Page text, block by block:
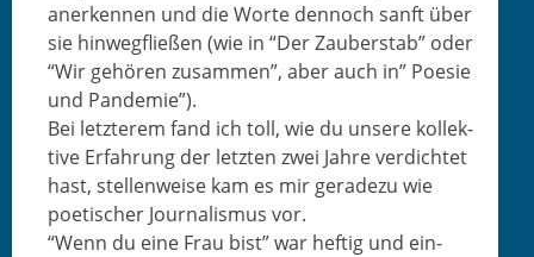
anerken­nen und die Worte den­noch san­ft über
sie hin­wegfließen (wie in “Der Zauber­stab” oder
“Wir gehören zusam­men”, aber auch in” Poe­sie
und Pandemie”).
Bei let­zterem fand ich toll, wie du unsere kollek­
tive Erfahrung der let­zten zwei Jahre verdichtet
hast, stel­len­weise kam es mir ger­adezu wie
poet­is­ch­er Jour­nal­is­mus vor.
“Wenn du eine Frau bist” war heftig und ein­